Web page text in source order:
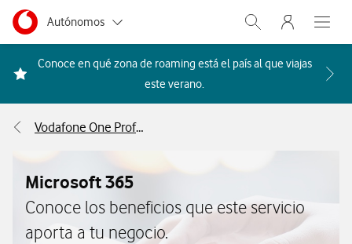
Ir a la pagina principal de vodafone.es
Menu navegación Segmento
Autónomos
Pymes
Abrir buscador.
Menu
Abre
Conoce en qué zona de roaming está el país al que viajas
este verano. Acceder a la FAQ Qué
Vodafone One Profesional
Microsoft 365
Conoce los beneficios que este servicio
aporta a tu negocio.